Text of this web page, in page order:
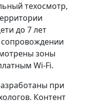
техосмотр,
до 7 лет
сопровождении
зоны
Wi-Fi.
при
Контент